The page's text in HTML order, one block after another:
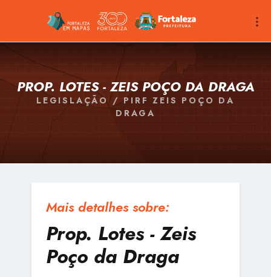
PROP. LOTES - ZEIS POÇO DA DRAGA
LEGISLAÇÃO / PIRF ZEIS POÇO DA
DRAGA
Mais detalhes sobre:
Prop. Lotes - Zeis
Poço da Draga